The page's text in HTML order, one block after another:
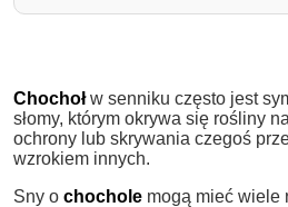
Chochołw senniku często jest
słomy, którym okrywa się rośliny
ochrony lub skrywania czegoś
wzrokiem innych.
Sny o chochole mogą mieć wiele